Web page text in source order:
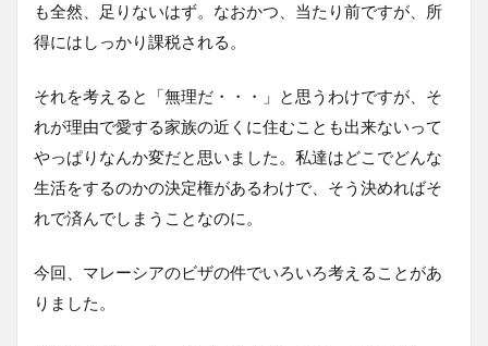
も全然、足りないはず。なおかつ、当たり前ですが、所
得にはしっかり課税される。
それを考えると「無理だ・・・」と思うわけですが、そ
れが理由で愛する家族の近くに住むことも出来ないって
やっぱりなんか変だと思いました。私達はどこでどんな
生活をするのかの決定権があるわけで、そう決めればそ
れで済んでしまうことなのに。
今回、マレーシアのビザの件でいろいろ考えることがあ
りました。